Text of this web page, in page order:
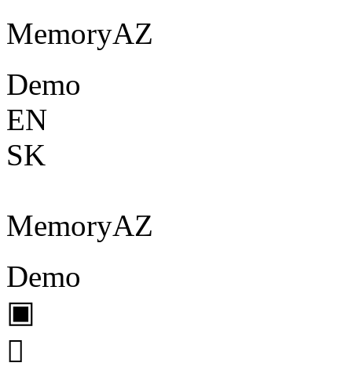
MemoryAZ
Demo
EN
SK
MemoryAZ
Demo
▣
